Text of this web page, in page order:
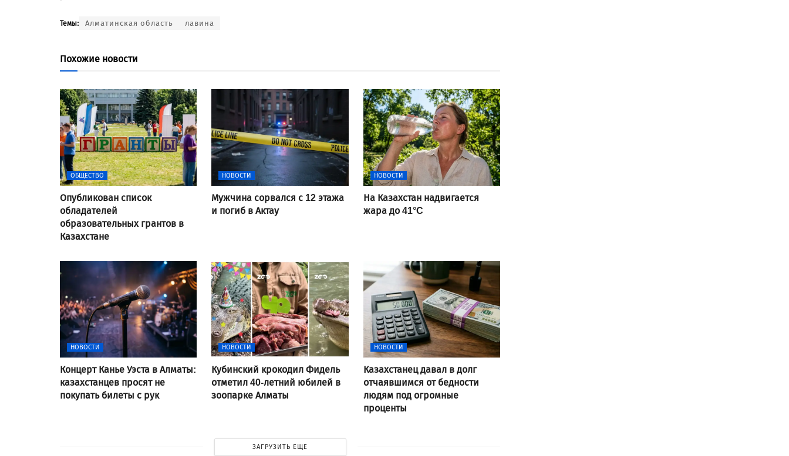
Темы: Алматинская область лавина
Похожие новости
ОБЩЕСТВО
Опубликован список
обладателей
образовательных грантов в
Казахстане
НОВОСТИ
Мужчина сорвался с 12 этажа
и погиб в Актау
НОВОСТИ
На Казахстан надвигается
жара до 41°C
НОВОСТИ
Концерт Канье Уэста в Алматы:
казахстанцев просят не
покупать билеты с рук
НОВОСТИ
Кубинский крокодил Фидель
отметил 40-летний юбилей в
зоопарке Алматы
НОВОСТИ
Казахстанец давал в долг
отчаявшимся от бедности
людям под огромные
проценты
ЗАГРУЗИТЬ ЕЩЕ